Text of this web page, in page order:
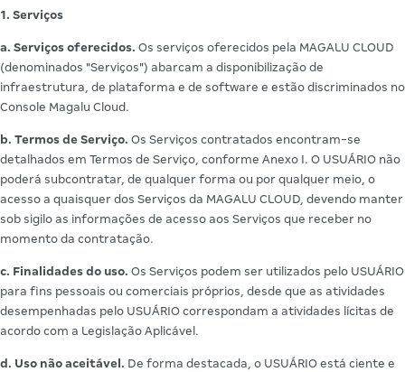
1. Serviços
a. Serviços oferecidos. Os serviços oferecidos pela MAGALU CLOUD
(denominados "Serviços") abarcam a disponibilização de
infraestrutura, de plataforma e de software e estão discriminados no
Console Magalu Cloud.
b. Termos de Serviço. Os Serviços contratados encontram-se
detalhados em Termos de Serviço, conforme Anexo I. O USUÁRIO não
poderá subcontratar, de qualquer forma ou por qualquer meio, o
acesso a quaisquer dos Serviços da MAGALU CLOUD, devendo manter
sob sigilo as informações de acesso aos Serviços que receber no
momento da contratação.
c. Finalidades do uso. Os Serviços podem ser utilizados pelo USUÁRIO
para fins pessoais ou comerciais próprios, desde que as atividades
desempenhadas pelo USUÁRIO correspondam a atividades lícitas de
acordo com a Legislação Aplicável.
d. Uso não aceitável. De forma destacada, o USUÁRIO está ciente e